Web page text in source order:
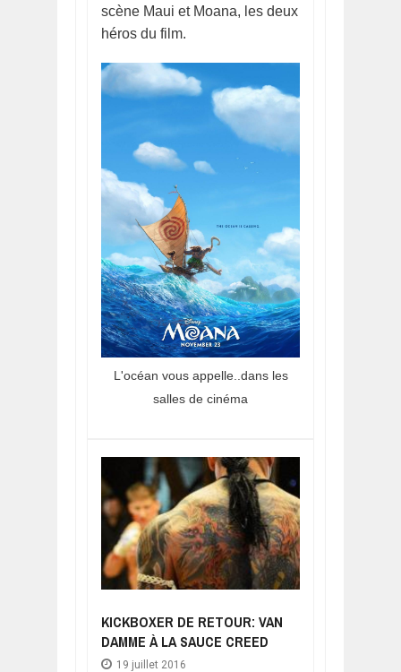
scène Maui et Moana, les deux
héros du film.
L'océan vous appelle..dans les
salles de cinéma
KICKBOXER DE RETOUR: VAN
DAMME À LA SAUCE CREED
19 juillet 2016